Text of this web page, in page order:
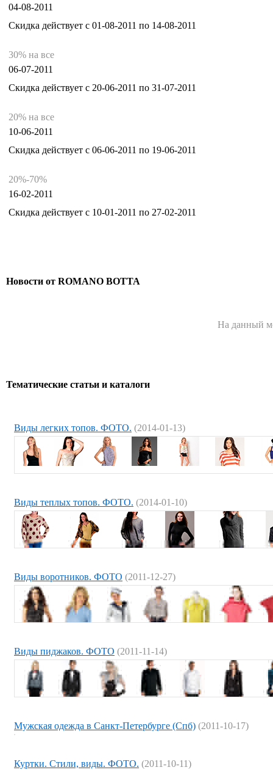
04-08-2011
Скидка действует с 01-08-2011 по 14-08-2011
30% на все
06-07-2011
Скидка действует с 20-06-2011 по 31-07-2011
20% на все
10-06-2011
Скидка действует с 06-06-2011 по 19-06-2011
20%-70%
16-02-2011
Скидка действует с 10-01-2011 по 27-02-2011
Новости от ROMANO BOTTA
На данный
Тематические статьи и каталоги
Виды легких топов. ФОТО. (2014-01-13)
Виды теплых топов. ФОТО. (2014-01-10)
Виды воротников. ФОТО (2011-12-27)
Виды пиджаков. ФОТО (2011-11-14)
Мужская одежда в Санкт-Петербурге (Спб) (2011-10-17)
Куртки. Стили, виды. ФОТО. (2011-10-11)